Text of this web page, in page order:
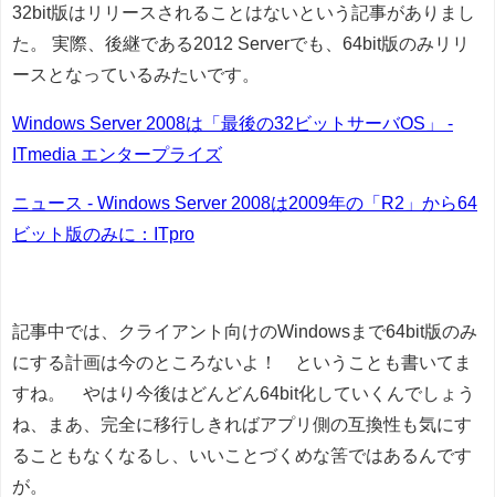
32bit版はリリースされることはないという記事がありまし
た。 実際、後継である2012 Serverでも、64bit版のみリリ
ースとなっているみたいです。
Windows Server 2008は「最後の32ビットサーバOS」 -
ITmedia エンタープライズ
ニュース - Windows Server 2008は2009年の「R2」から64
ビット版のみに：ITpro
記事中では、クライアント向けのWindowsまで64bit版のみ
にする計画は今のところないよ！ ということも書いてま
すね。 やはり今後はどんどん64bit化していくんでしょう
ね、まあ、完全に移行しきればアプリ側の互換性も気にす
ることもなくなるし、いいことづくめな筈ではあるんです
が。